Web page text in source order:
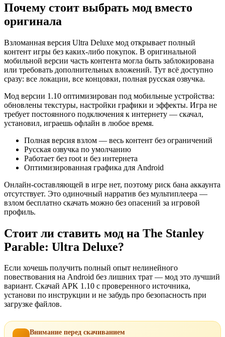
Почему стоит выбрать мод вместо
оригинала
Взломанная версия Ultra Deluxe мод открывает полный
контент игры без каких-либо покупок. В оригинальной
мобильной версии часть контента могла быть заблокирована
или требовать дополнительных вложений. Тут всё доступно
сразу: все локации, все концовки, полная русская озвучка.
Мод версии 1.10 оптимизирован под мобильные устройства:
обновлены текстуры, настройки графики и эффекты. Игра не
требует постоянного подключения к интернету — скачал,
установил, играешь офлайн в любое время.
Полная версия взлом — весь контент без ограничений
Русская озвучка по умолчанию
Работает без root и без интернета
Оптимизированная графика для Android
Онлайн-составляющей в игре нет, поэтому риск бана аккаунта
отсутствует. Это одиночный нарратив без мультиплеера —
взлом бесплатно скачать можно без опасений за игровой
профиль.
Стоит ли ставить мод на The Stanley
Parable: Ultra Deluxe?
Если хочешь получить полный опыт нелинейного
повествования на Android без лишних трат — мод это лучший
вариант. Скачай APK 1.10 с проверенного источника,
установи по инструкции и не забудь про безопасность при
загрузке файлов.
Внимание перед скачиванием